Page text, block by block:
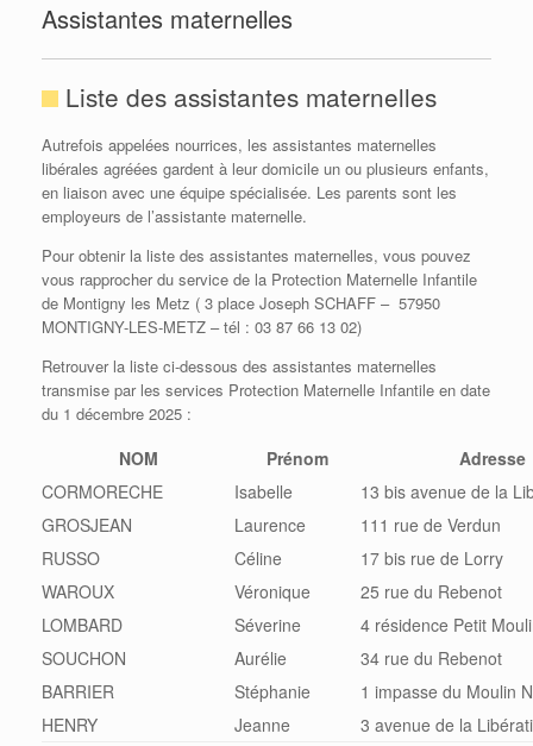
Assistantes maternelles
Liste des assistantes maternelles
Autrefois appelées nourrices, les assistantes maternelles
libérales agréées gardent à leur domicile un ou plusieurs enfants,
en liaison avec une équipe spécialisée. Les parents sont les
employeurs de l’assistante maternelle.
Pour obtenir la liste des assistantes maternelles, vous pouvez
vous rapprocher du service de la Protection Maternelle Infantile
de Montigny les Metz ( 3 place Joseph SCHAFF – 57950
MONTIGNY-LES-METZ – tél : 03 87 66 13 02)
Retrouver la liste ci-dessous des assistantes maternelles
transmise par les services Protection Maternelle Infantile en date
du 1 décembre 2025 :
NOM Prénom
Adresse
CORMORECHE
Isabelle
13 bis avenue de la
GROSJEAN
Laurence
111 rue de Verdun
RUSSO
Céline
17 bis rue de Lorry
WAROUX
Véronique
25 rue du Rebenot
LOMBARD
Séverine
4 résidence Petit
SOUCHON
Aurélie
34 rue du Rebenot
BARRIER
Stéphanie
1 impasse du Moulin
HENRY
Jeanne 3 avenue de la